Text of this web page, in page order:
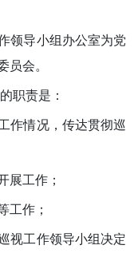
导小组办公室为党
员会。
职责是：
情况，传达贯彻巡
工作；
作；
工作领导小组决定